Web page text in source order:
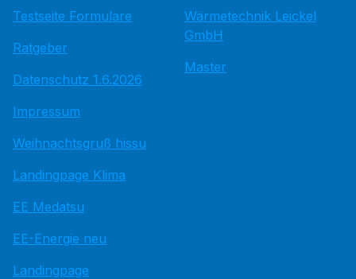
Testseite Formulare
Ratgeber
Datenschutz 1.6.2026
Impressum
Weihnachtsgruß hissu
Landingpage Klima
EE Medatsu
EE-Energie neu
Landingpage
Wärmetechnik Leickel
GmbH
Master